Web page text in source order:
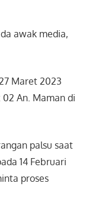
awak media,
Maret 2023
An. Maman di
palsu saat
14 Februari
proses